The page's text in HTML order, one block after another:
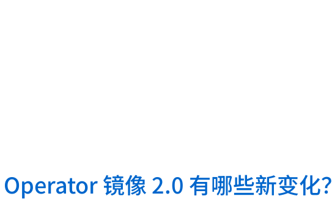
镜像 2.0 有哪些新变化？